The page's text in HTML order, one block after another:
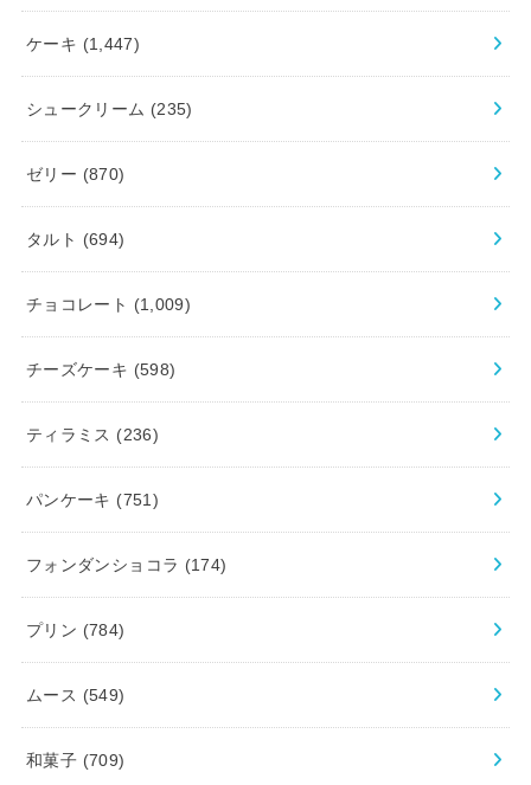
ケーキ (1,447)
シュークリーム (235)
ゼリー (870)
タルト (694)
チョコレート (1,009)
チーズケーキ (598)
ティラミス (236)
パンケーキ (751)
フォンダンショコラ (174)
プリン (784)
ムース (549)
和菓子 (709)